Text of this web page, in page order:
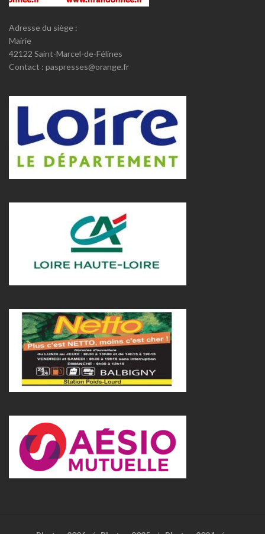
Adresse du siège :
Mairie
42122 Saint-Marcel-de-Félines
Contact : paspresses@orange.fr